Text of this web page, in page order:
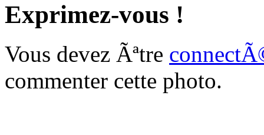
Exprimez-vous !
Vous devez Ãªtre
commenter cette photo.